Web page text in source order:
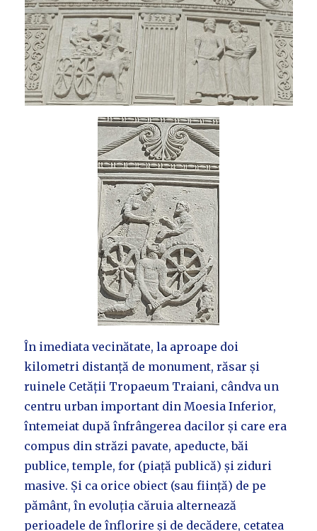
În imediata vecinătate, la aproape doi
kilometri distanță de monument, răsar și
ruinele Cetății Tropaeum Traiani, cândva un
centru urban important din Moesia Inferior,
întemeiat după înfrângerea dacilor și care era
compus din străzi pavate, apeducte, băi
publice, temple, for (piață publică) și ziduri
masive. Și ca orice obiect (sau ființă) de pe
pământ, în evoluția căruia alternează
perioadele de înflorire și de decădere, cetatea